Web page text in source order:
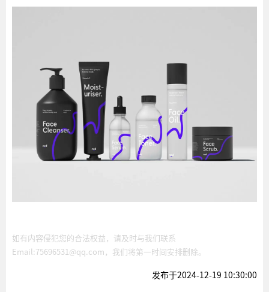
如有内容侵犯您的合法权益，请及时与我们联系
Email:75696531@qq.com，我们将第一时间安排删除。
发布于2024-12-19 10:30:00